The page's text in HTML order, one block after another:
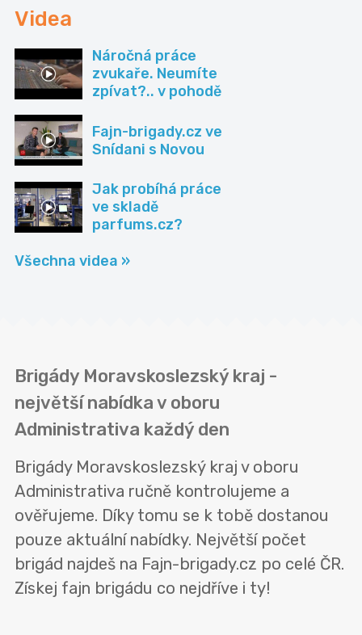
Videa
Náročná práce
zvukaře. Neumíte
zpívat?.. v pohodě
Fajn-brigady.cz ve
Snídani s Novou
Jak probíhá práce
ve skladě
parfums.cz?
Všechna videa »
Brigády Moravskoslezský kraj -
největší nabídka v oboru
Administrativa každý den
Brigády Moravskoslezský kraj v oboru
Administrativa ručně kontrolujeme a
ověřujeme. Díky tomu se k tobě dostanou
pouze aktuální nabídky. Největší počet
brigád najdeš na Fajn-brigady.cz po celé ČR.
Získej fajn brigádu co nejdříve i ty!